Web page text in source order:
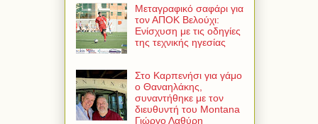
Μεταγραφικό σαφάρι για
τον ΑΠΟΚ Βελούχι:
Ενίσχυση με τις οδηγίες
της τεχνικής ηγεσίας
Στο Καρπενήσι για γάμο
ο Θαναηλάκης,
συναντήθηκε με τον
διευθυντή του Montana
Γιώργο Λαθύρη